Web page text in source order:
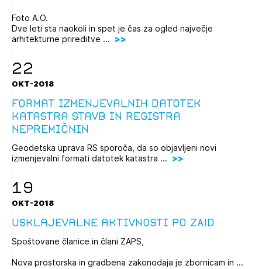
Foto A.O.
Dve leti sta naokoli in spet je čas za ogled največje
arhitekturne prireditve ...
22
OKT-2018
Format izmenjevalnih datotek
katastra stavb in registra
nepremičnin
Geodetska uprava RS sporoča, da so objavljeni novi
izmenjevalni formati datotek katastra ...
19
OKT-2018
Usklajevalne aktivnosti po ZAID
Spoštovane članice in člani ZAPS,
Nova prostorska in gradbena zakonodaja je zbornicam in ...